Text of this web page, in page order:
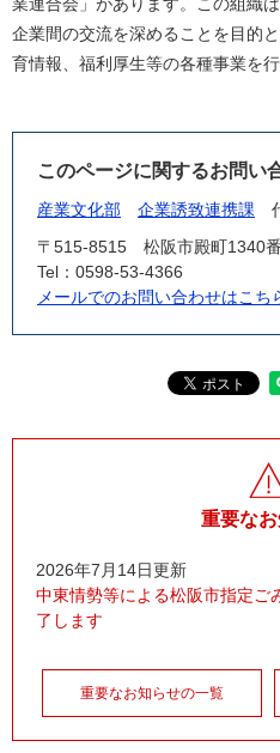
業連合会」があります。この組織
企業間の交流を深めることを目的
育情報、福利厚生等の各種事業を行
このページに関するお問い
産業文化部 企業誘致連携課
〒515-8515
松阪市殿町1340
Tel：0598-53-4366
メールでのお問い合わせはこち
重要な
2026年7月14日更新
中東情勢等による松阪市指定ご
了します
重要なお知らせの一覧